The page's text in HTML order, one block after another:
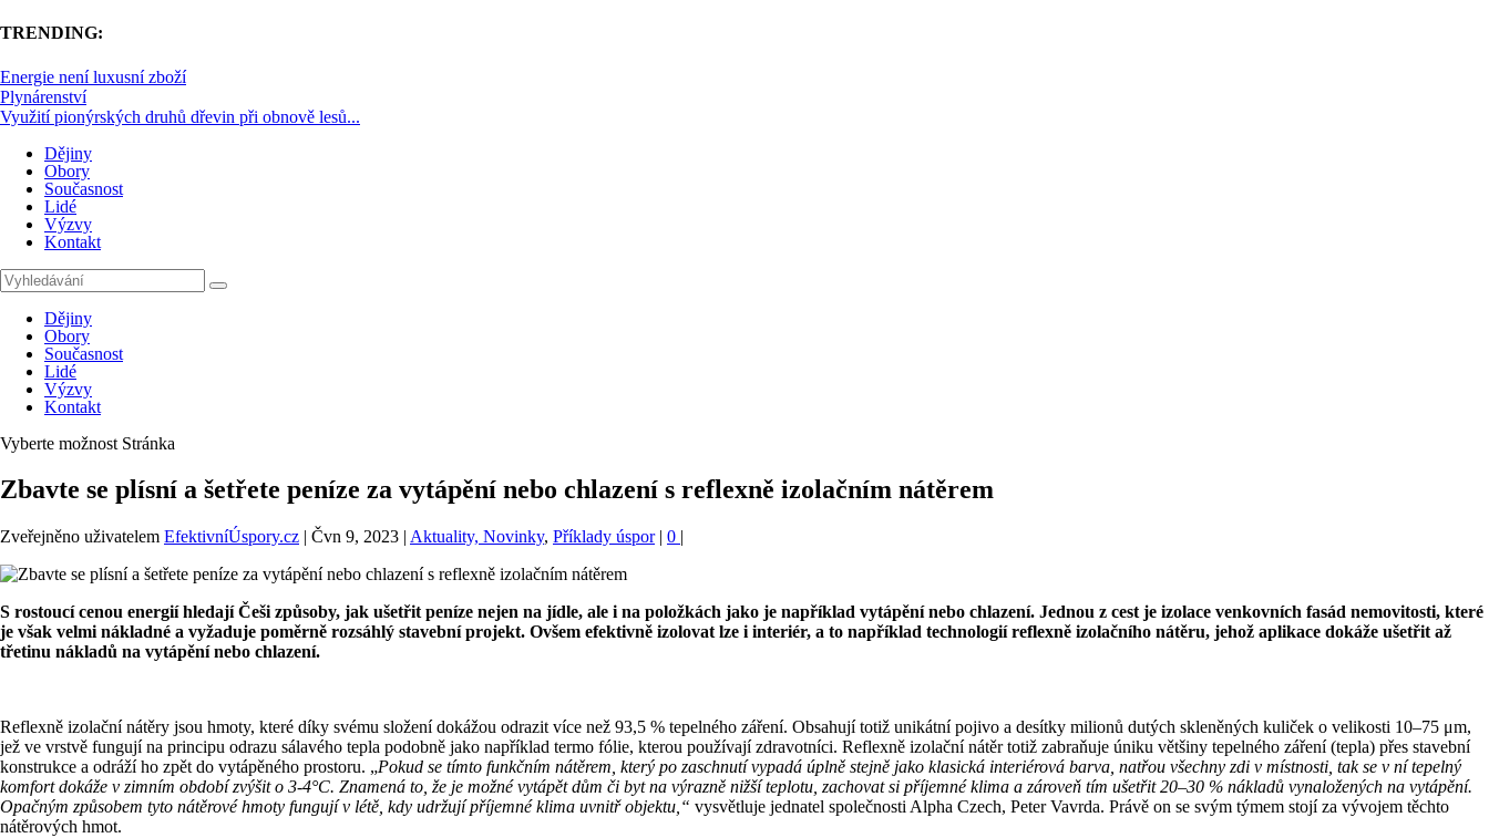
TRENDING:
Energie není luxusní zboží
Plynárenství
Využití pionýrských druhů dřevin při obnově lesů...
Dějiny
Obory
Současnost
Lidé
Výzvy
Kontakt
Dějiny
Obory
Současnost
Lidé
Výzvy
Kontakt
Vyberte možnost Stránka
Zbavte se plísní a šetřete peníze za vytápění nebo chlazení s reflexně izolačním nátěrem
Zveřejněno uživatelem EfektivníÚspory.cz | Čvn 9, 2023 | Aktuality, Novinky, Příklady úspor| 0 |
S rostoucí cenou energií hledají Češi způsoby, jak ušetřit peníze nejen na jídle, ale i na položkách jako je například vytápění nebo chlazení. Jednou z cest je izolace venkovních fasád nemovitosti, které
je však velmi nákladné a vyžaduje poměrně rozsáhlý stavební projekt. Ovšem efektivně izolovat lze i interiér, a to například technologií reflexně izolačního nátěru, jehož aplikace dokáže ušetřit až
třetinu nákladů na vytápění nebo chlazení.
Reflexně izolační nátěry jsou hmoty, které díky svému složení dokážou odrazit více než 93,5 % tepelného záření. Obsahují totiž unikátní pojivo a desítky milionů dutých skleněných kuliček o velikosti 10–75 μm,
jež ve vrstvě fungují na principu odrazu sálavého tepla podobně jako například termo fólie, kterou používají zdravotníci. Reflexně izolační nátěr totiž zabraňuje úniku většiny tepelného záření (tepla) přes stavební
konstrukce a odráží ho zpět do vytápěného prostoru. „Pokud se tímto funkčním nátěrem, který po zaschnutí vypadá úplně stejně jako klasická interiérová barva, natřou všechny zdi v místnosti, tak se v ní tepelný
komfort dokáže v zimním období zvýšit o 3-4°C. Znamená to, že je možné vytápět dům či byt na výrazně nižší teplotu, zachovat si příjemné klima a zároveň tím ušetřit 20–30 % nákladů vynaložených na vytápění.
Opačným způsobem tyto nátěrové hmoty fungují v létě, kdy udržují příjemné klima uvnitř objektu,“ vysvětluje jednatel společnosti Alpha Czech, Peter Vavrda. Právě on se svým týmem stojí za vývojem těchto
nátěrových hmot.